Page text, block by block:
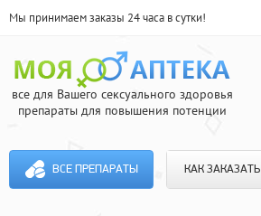
Мы принимаем заказы 24 часа в сутки!
все для Вашего сексуального здоровья
препараты для повышения потенции
ВСЕ ПРЕПАРАТЫ КАК ЗАКАЗАТЬ